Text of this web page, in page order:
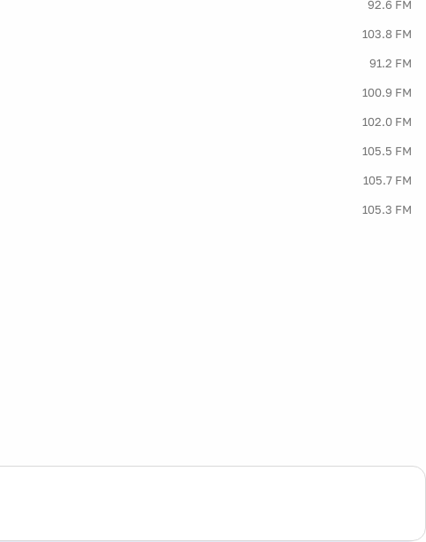
92.6 FM
103.8 FM
91.2 FM
100.9 FM
102.0 FM
105.5 FM
105.7 FM
105.3 FM